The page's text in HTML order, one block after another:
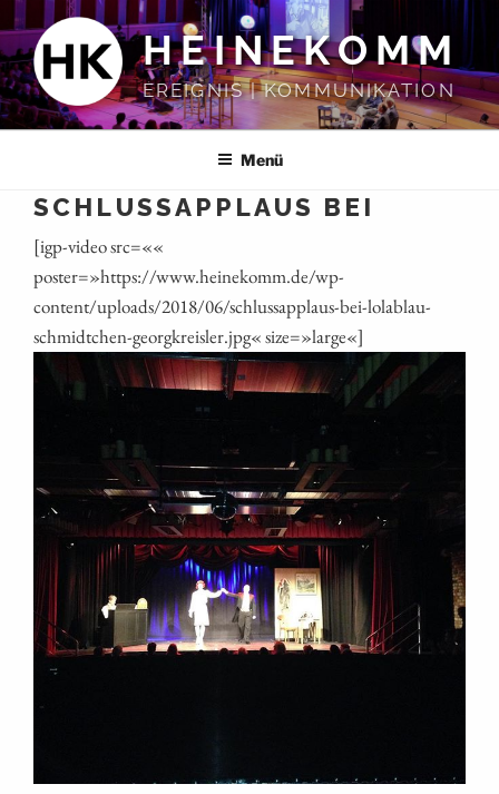
Inhalt
springen
HEINEKOMM
EREIGNIS | KOMMUNIKATION
Menü
SCHLUSSAPPLAUS BEI
[igp-video src=««
poster=»https://www.heinekomm.de/wp-
content/uploads/2018/06/schlussapplaus-bei-lolablau-
schmidtchen-georgkreisler.jpg« size=»large«]